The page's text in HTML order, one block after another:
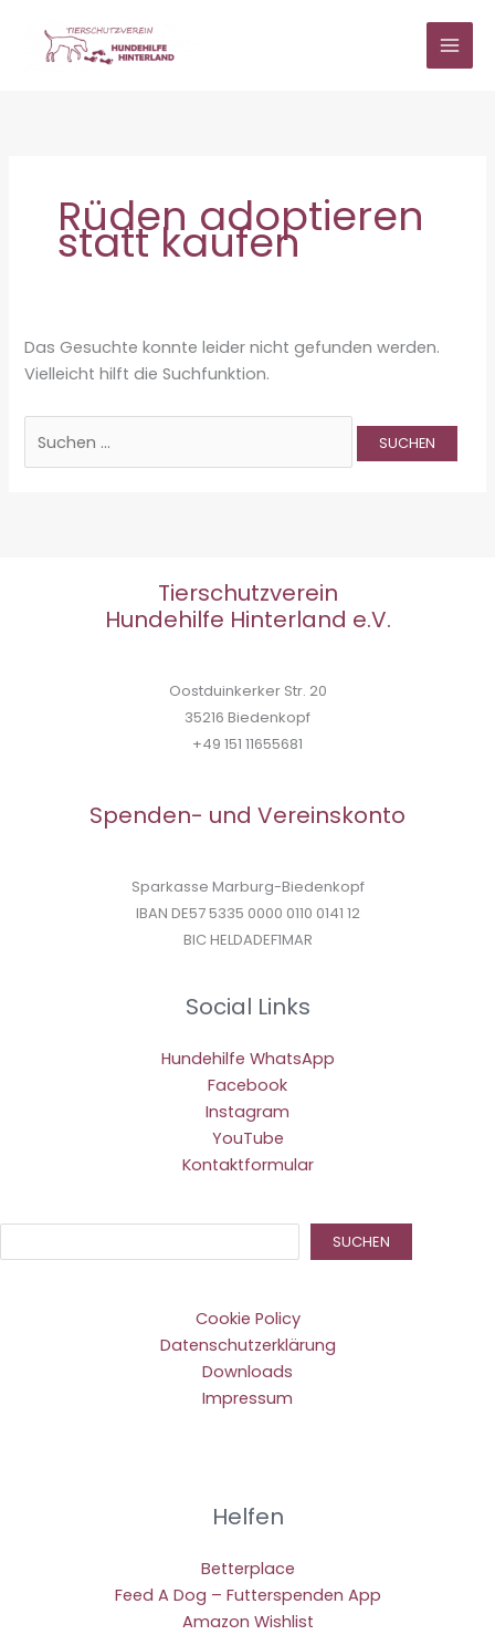
springen
Rüden adoptieren
statt kaufen
Das Gesuchte konnte leider nicht gefunden werden.
Vielleicht hilft die Suchfunktion.
nach:
Tierschutzverein
Hundehilfe Hinterland e.V.
Oostduinkerker Str. 20
35216 Biedenkopf
+49 151 11655681
Spenden- und Vereinskonto
Sparkasse Marburg-Biedenkopf
IBAN DE57 5335 0000 0110 0141 12
BIC HELDADEF1MAR
Social Links
Hundehilfe WhatsApp
Facebook
Instagram
YouTube
Kontaktformular
SUCHEN
Cookie Policy
Datenschutzerklärung
Downloads
Impressum
Helfen
Betterplace
Feed A Dog – Futterspenden App
Amazon Wishlist